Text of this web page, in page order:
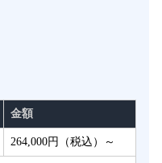
金額
264,000円（税込）～